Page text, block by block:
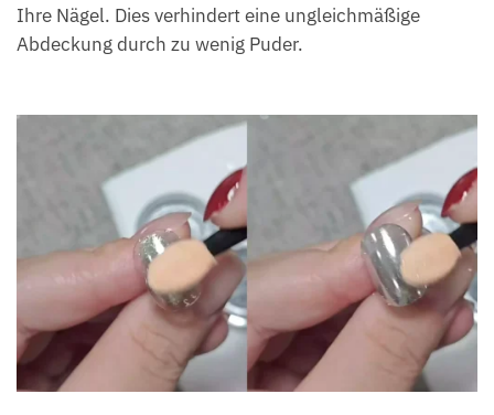
Ihre Nägel. Dies verhindert eine ungleichmäßige
Abdeckung durch zu wenig Puder.